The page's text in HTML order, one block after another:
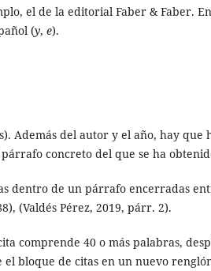
el de la editorial Faber & Faber.
(y, e).
Además del autor y el año, hay
concreto del que se ha
dentro de un párrafo encerradas
(Valdés Pérez, 2019, párr. 2).
comprende 40 o más palabras,
el bloque de citas en un nuevo